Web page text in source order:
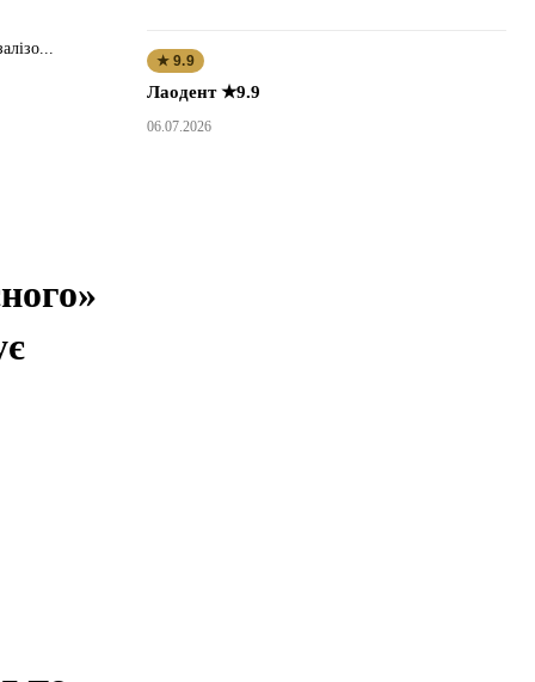
★ 9.9
Лаодент ★9.9
06.07.2026